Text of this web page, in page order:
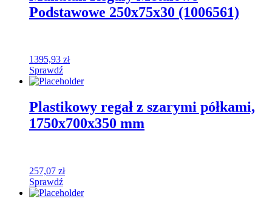
Podstawowe 250x75x30 (1006561)
1395,93 zł
Sprawdź
Plastikowy regał z szarymi półkami,
1750x700x350 mm
257,07 zł
Sprawdź